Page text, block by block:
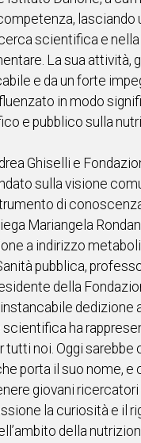
Vai
lasciando
scientifica e
La sua attività,
e da un forte
in modo
e pubblico sulla
Ghiselli e
sulla visione
di
Mariangela
a indirizzo
pubblica,
della
instancabile dedizione
scientifica ha
tutti noi. Oggi sarebbe
porta il suo nome, e
giovani ricercatori
la curiosità e il
della